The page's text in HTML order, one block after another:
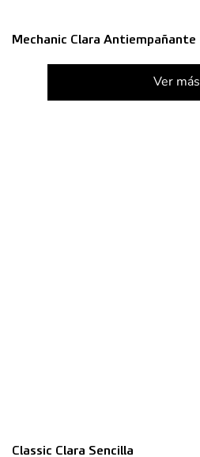
Mechanic Clara Antiempañante
Ver más
Classic Clara Sencilla